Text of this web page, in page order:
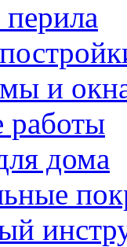
и
работы
дома